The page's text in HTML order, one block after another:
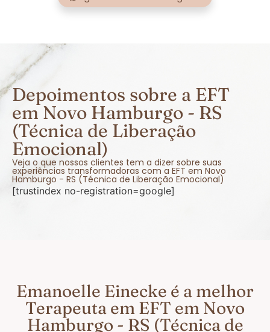
Depoimentos sobre a EFT
em Novo Hamburgo - RS
(Técnica de Liberação
Emocional)
Veja o que nossos clientes tem a dizer sobre suas
experiências transformadoras com a EFT em Novo
Hamburgo - RS (Técnica de Liberação Emocional)
[trustindex no-registration=google]
Emanoelle Einecke é a melhor
Terapeuta em EFT em Novo
Hamburgo - RS (Técnica de